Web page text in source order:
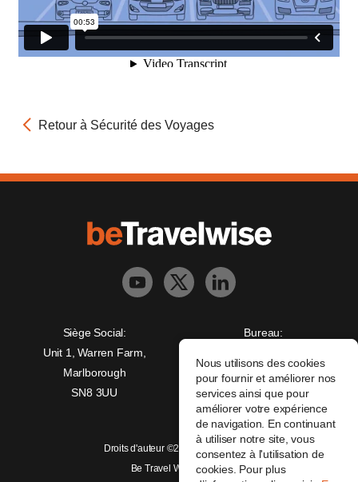
Retour à Sécurité des Voyages
Nous utilisons des cookies
pour fournir et améliorer nos
services ainsi que pour
améliorer votre expérience
de navigation. En continuant
à utiliser notre site, vous
consentez à l'utilisation de
cookies. Pour plus
Siège Social:
Unit 1, Warren Farm,
Marlborough
SN8 3UU
Bureau:
Christopher Wren Yard,
117 High Street,
Croydon, CR0 1QG
Droits d'auteur ©2026 beTravelwise
Be Travel Wise Limited